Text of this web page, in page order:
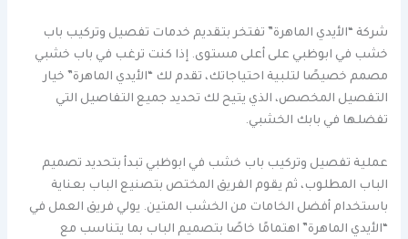
شركة “الأيدي الماهرة” تفتخر بتقديم خدمات تفصيل وتركيب باب
خشب في ابوظبي على أعلى مستوى. إذا كنت ترغب في باب خشبي
مصمم خصيصًا لتلبية احتياجاتك، تقدم لك “الأيدي الماهرة” خيار
التفصيل المخصص، الذي يتيح لك تحديد جميع التفاصيل التي
تفضلها في بابك الخشبي.
عملية تفصيل وتركيب باب خشب في ابوظبي تبدأ بتحديد تصميم
الباب المطلوب، ثم يقوم الفريق المختص بتصنيع الباب بعناية
باستخدام أفضل الخامات من الخشب المتين. يولي فريق العمل في
“الأيدي الماهرة” اهتمامًا خاصًا بتصميم الباب بما يتناسب مع